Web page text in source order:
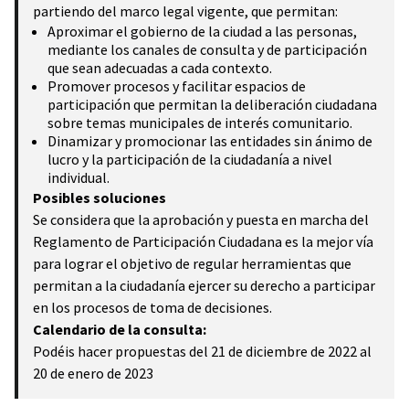
partiendo del marco legal vigente, que permitan:
Aproximar el gobierno de la ciudad a las personas,
mediante los canales de consulta y de participación
que sean adecuadas a cada contexto.
Promover procesos y facilitar espacios de
participación que permitan la deliberación ciudadana
sobre temas municipales de interés comunitario.
Dinamizar y promocionar las entidades sin ánimo de
lucro y la participación de la ciudadanía a nivel
individual.
Posibles soluciones
Se considera que la aprobación y puesta en marcha del
Reglamento de Participación Ciudadana es la mejor vía
para lograr el objetivo de regular herramientas que
permitan a la ciudadanía ejercer su derecho a participar
en los procesos de toma de decisiones.
Calendario de la consulta:
Podéis hacer propuestas del 21 de diciembre de 2022 al
20 de enero de 2023